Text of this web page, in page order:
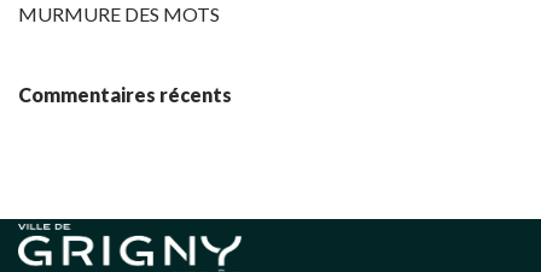
MURMURE DES MOTS
Commentaires récents